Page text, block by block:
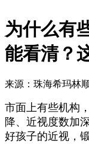
为什么有
能看清？
来源：珠海希玛林
市面上有些机构
降、近视度数加
好孩子的近视，